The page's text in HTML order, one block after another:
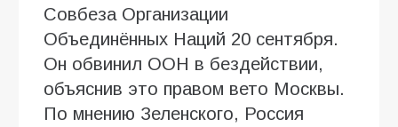
Совбеза Организации
Объединённых Наций 20 сентября.
Он обвинил ООН в бездействии,
объяснив это правом вето Москвы.
По мнению Зеленского, Россия